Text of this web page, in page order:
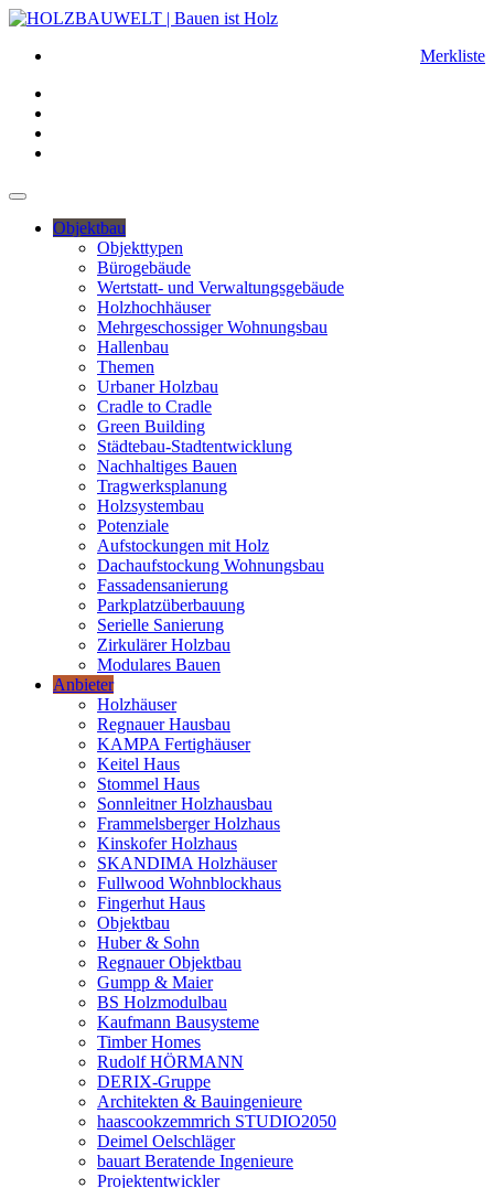
Merkliste
Objektbau
Objekttypen
Bürogebäude
Wertstatt- und Verwaltungsgebäude
Holzhochhäuser
Mehrgeschossiger Wohnungsbau
Hallenbau
Themen
Urbaner Holzbau
Cradle to Cradle
Green Building
Städtebau-Stadtentwicklung
Nachhaltiges Bauen
Tragwerksplanung
Holzsystembau
Potenziale
Aufstockungen mit Holz
Dachaufstockung Wohnungsbau
Fassadensanierung
Parkplatzüberbauung
Serielle Sanierung
Zirkulärer Holzbau
Modulares Bauen
Anbieter
Holzhäuser
Regnauer Hausbau
KAMPA Fertighäuser
Keitel Haus
Stommel Haus
Sonnleitner Holzhausbau
Frammelsberger Holzhaus
Kinskofer Holzhaus
SKANDIMA Holzhäuser
Fullwood Wohnblockhaus
Fingerhut Haus
Objektbau
Huber & Sohn
Regnauer Objektbau
Gumpp & Maier
BS Holzmodulbau
Kaufmann Bausysteme
Timber Homes
Rudolf HÖRMANN
DERIX-Gruppe
Architekten & Bauingenieure
haascookzemmrich STUDIO2050
Deimel Oelschläger
bauart Beratende Ingenieure
Projektentwickler